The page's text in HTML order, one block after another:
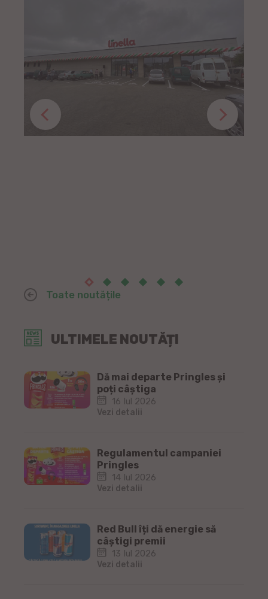
ULTIMELE NOUTĂȚI
Dă mai departe Pringles și
poți câștiga
16 Iul 2026
Vezi detalii
Regulamentul campaniei
Pringles
14 Iul 2026
Vezi detalii
Red Bull îți dă energie să
câștigi premii
13 Iul 2026
Vezi detalii
Toate noutățile